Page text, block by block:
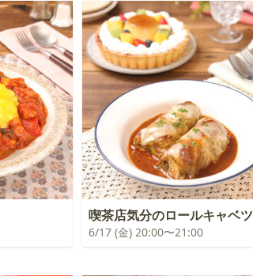
喫茶店気分のロールキャベツ
6/17 (金) 20:00〜21:00